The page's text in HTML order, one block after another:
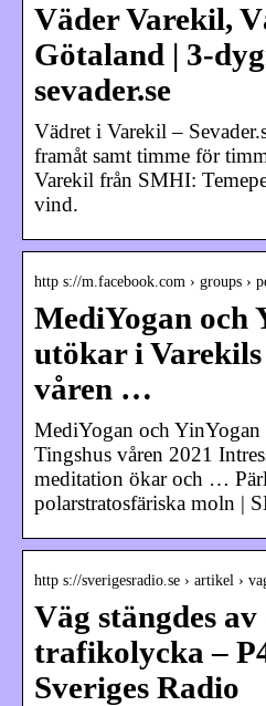
Väder Varekil,
Götaland | 3-
sevader.se
Vädret i Varekil –
framåt samt timme för
Varekil från SMHI:
vind.
http s://m.facebook.com › groups ›
MediYogan och
utökar i Varekils
våren …
MediYogan och
Tingshus våren 2021
meditation ökar och …
polarstratosfäriska moln |
http s://sverigesradio.se › artikel ›
Väg stängdes
trafikolycka –
Sveriges Radio